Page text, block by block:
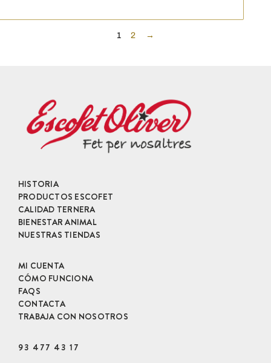
200
1 2 →
HISTORIA
PRODUCTOS ESCOFET
CALIDAD TERNERA
BIENESTAR ANIMAL
NUESTRAS TIENDAS
MI CUENTA
CÓMO FUNCIONA
FAQS
CONTACTA
TRABAJA CON NOSOTROS
93 477 43 17